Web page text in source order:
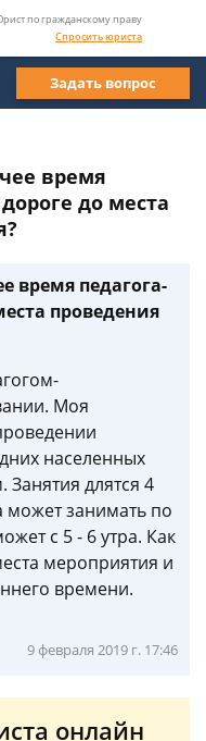
по гражданскому праву
Спросить юриста
Задать вопрос
время
до места
время педагога-
проведения
Моя
населенных
Занятия длятся 4
может занимать по
с 5 - 6 утра. Как
мероприятия и
времени.
9 февраля 2019 г. 17:46
онлайн